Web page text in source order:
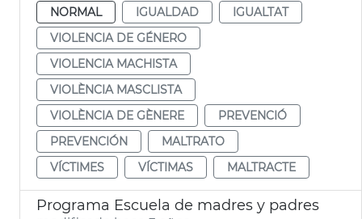
NORMAL IGUALDAD
IGUALTAT
VIOLENCIA DE GÉNERO
VIOLENCIA MACHISTA
VIOLÈNCIA MASCLISTA
VIOLÈNCIA DE GÈNERE
PREVENCIÓ
PREVENCIÓN
MALTRATO
VÍCTIMES
VÍCTIMAS MALTRACTE
Programa Escuela de madres y padres